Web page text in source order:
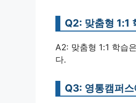
Q2: 맞춤형 1:1
A2: 맞춤형 1:1 학습
다.
Q3: 영통캠퍼